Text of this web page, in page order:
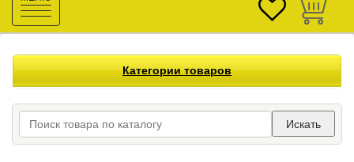
Toggle
navigation
Категории товаров
Искать